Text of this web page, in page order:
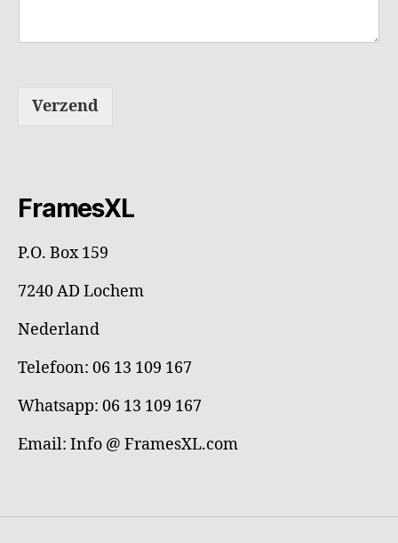
Verzend
FramesXL
P.O. Box 159
7240 AD Lochem
Nederland
Telefoon: 06 13 109 167
Whatsapp: 06 13 109 167
Email: Info @ FramesXL.com